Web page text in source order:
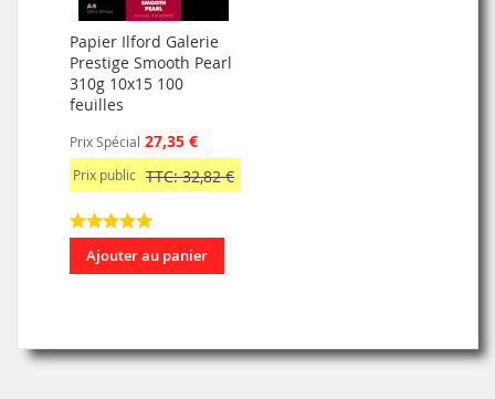
Papier Ilford Galerie
Prestige Smooth Pearl
310g 10x15 100
feuilles
Prix Spécial 27,35 €
Prix public TTC: 32,82 €
Ajouter au panier